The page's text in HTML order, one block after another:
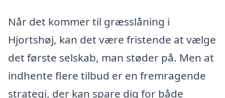
Når det kommer til græsslåning i
Hjortshøj, kan det være fristende at vælge
det første selskab, man støder på. Men at
indhente flere tilbud er en fremragende
strategi, der kan spare dig for både